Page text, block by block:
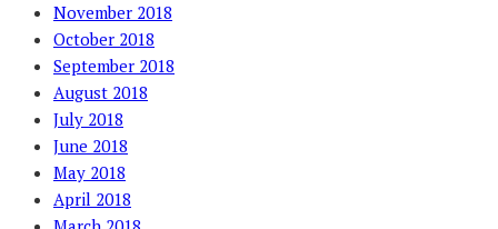
November 2018
October 2018
September 2018
August 2018
July 2018
June 2018
May 2018
April 2018